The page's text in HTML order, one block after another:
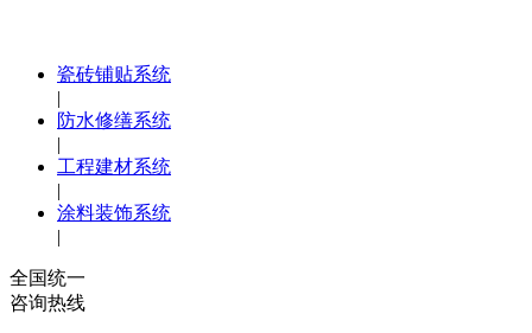
瓷砖铺贴系统
|
防水修缮系统
|
工程建材系统
|
涂料装饰系统
|
全国统一
咨询热线